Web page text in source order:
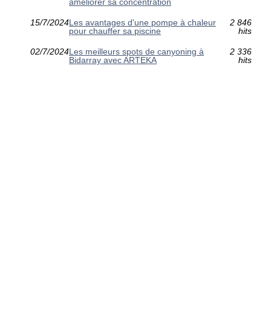
15/7/2024Les avantages d'une pompe à chaleur
pour chauffer sa piscine
2 846
hits
02/7/2024Les meilleurs spots de canyoning à
Bidarray avec ARTEKA
2 336
hits